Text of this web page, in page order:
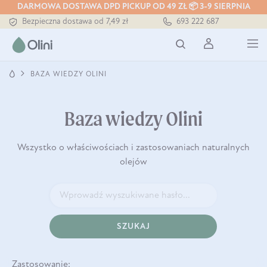
DARMOWA DOSTAWA DPD PICKUP OD 49 ZŁ 📦 3-9 SIERPNIA
Tłoczony zawsze na zimno
Bezpieczna dostawa od 7,49 zł
Tłoczony zawsze na zimno
693 222 687
BAZA WIEDZY OLINI
Baza wiedzy Olini
Wszystko o właściwościach i zastosowaniach naturalnych
olejów
SZUKAJ
Zastosowanie: